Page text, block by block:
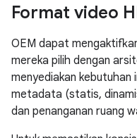
Format video
OEM dapat
mereka pilih dengan
menyediakan
metadata (statis,
dan penanganan ruang